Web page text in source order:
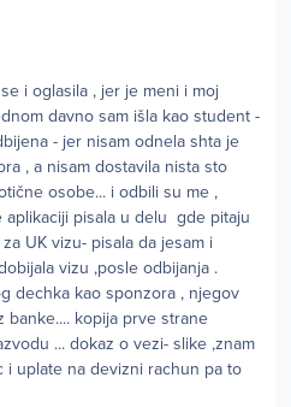
i oglasila , jer je meni i moj
davno sam išla kao student -
- jer nisam odnela shta je
, a nisam dostavila nista sto
osobe... i odbili su me ,
pisala u delu gde pitaju
UK vizu- pisala da jesam i
vizu ,posle odbijanja .
dechka kao sponzora , njegov
banke.... kopija prve strane
... dokaz o vezi- slike ,znam
i uplate na devizni rachun pa to